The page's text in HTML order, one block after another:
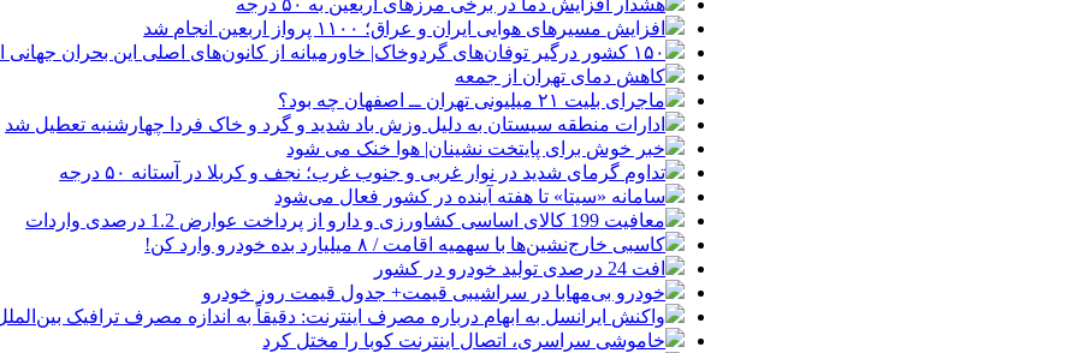
هشدار افزایش دما در برخی مرزهای اربعین به ۵۰ درجه
افزایش مسیرهای هوایی ایران و عراق؛ ۱۱۰۰ پرواز اربعین انجام شد
۱۵۰ کشور درگیر توفان‌های گردوخاک| خاورمیانه از کانون‌های اصلی این بحران جهانی است
کاهش دمای تهران از جمعه
ماجرای بلیت ۲۱ میلیونی تهران ــ اصفهان چه بود؟
ادارات منطقه سیستان به دلیل وزش باد شدید و گرد و خاک فردا چهارشنبه تعطیل شد
خبر خوش برای پایتخت نشینان| هوا خنک می شود
تداوم گرمای شدید در نوار غربی و جنوب غرب؛ نجف و کربلا در آستانه ۵۰ درجه
سامانه «سیتا» تا هفته آینده در کشور فعال می‌شود
معافیت 199 کالای اساسی کشاورزی و دارو از پرداخت عوارض 1.2 درصدی واردات
کاسبی خارج‌نشین‌ها با سهمیه اقامت / ۸ میلیارد بده خودرو وارد کن!
افت 24 درصدی تولید خودرو در کشور
خودرو بی‌مهابا در سراشیبی قیمت+ جدول قیمت روز خودرو
واکنش ایرانسل به ابهام درباره مصرف اینترنت: دقیقاً به اندازه مصرف ترافیک
خاموشی سراسری، اتصال اینترنت کوبا را مختل کرد